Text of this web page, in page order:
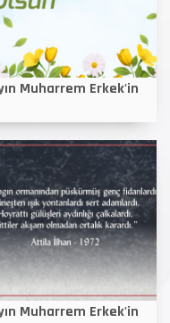
Muharrem Erkek'in
Muharrem Erkek'in